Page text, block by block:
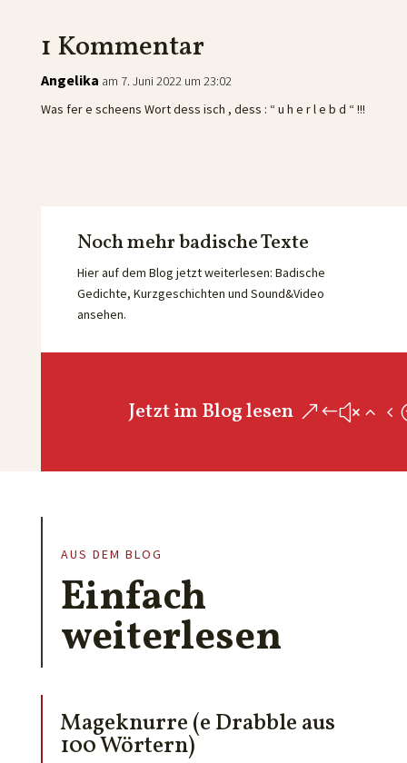
1 Kommentar
Angelika am 7. Juni 2022 um 23:02
Was fer e scheens Wort dess isch , dess : “ u h e r l e b d “ !!!
Noch mehr badische Texte
Hier auf dem Blog jetzt weiterlesen: Badische
Gedichte, Kurzgeschichten und Sound&Video
ansehen.
Jetzt im Blog lesen
AUS DEM BLOG
Einfach
weiterlesen
Mageknurre (e Drabble aus
100 Wörtern)